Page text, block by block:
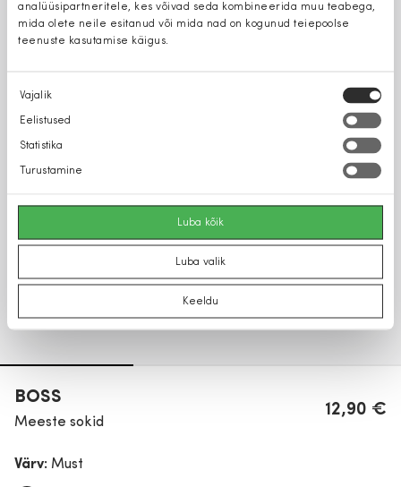
analüüsipartneritele, kes võivad seda kombineerida muu teabega,
mida olete neile esitanud või mida nad on kogunud teiepoolse
teenuste kasutamise käigus.
Nõusoleku
valik
Vajalik
Eelistused
Statistika
Turustamine
Luba kõik
Luba valik
Keeldu
BOSS
Meeste sokid
12,90 €
Värv: Must